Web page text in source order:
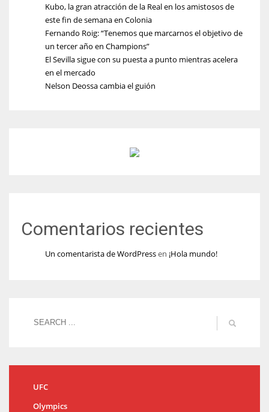
Kubo, la gran atracción de la Real en los amistosos de
este fin de semana en Colonia
Fernando Roig: “Tenemos que marcarnos el objetivo de
un tercer año en Champions”
El Sevilla sigue con su puesta a punto mientras acelera
en el mercado
Nelson Deossa cambia el guión
Comentarios recientes
Un comentarista de WordPressen ¡Hola mundo!
UFC
Olympics